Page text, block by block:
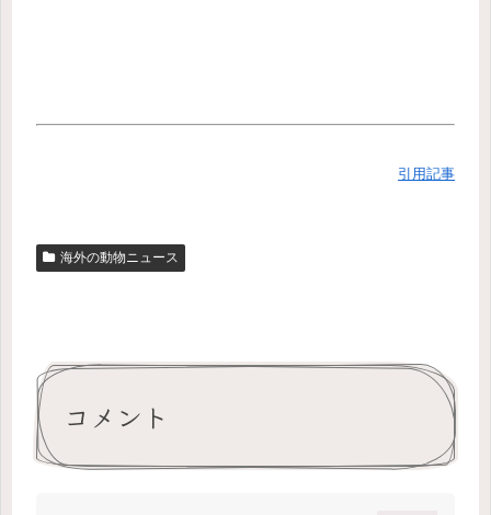
引用記事
海外の動物ニュース
コメント